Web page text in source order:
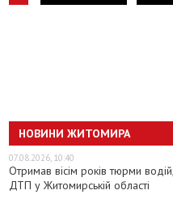
НОВИНИ ЖИТОМИРА
07.08.2026, 10:40
Отримав вісім років тюрми
ДТП у Житомирській області